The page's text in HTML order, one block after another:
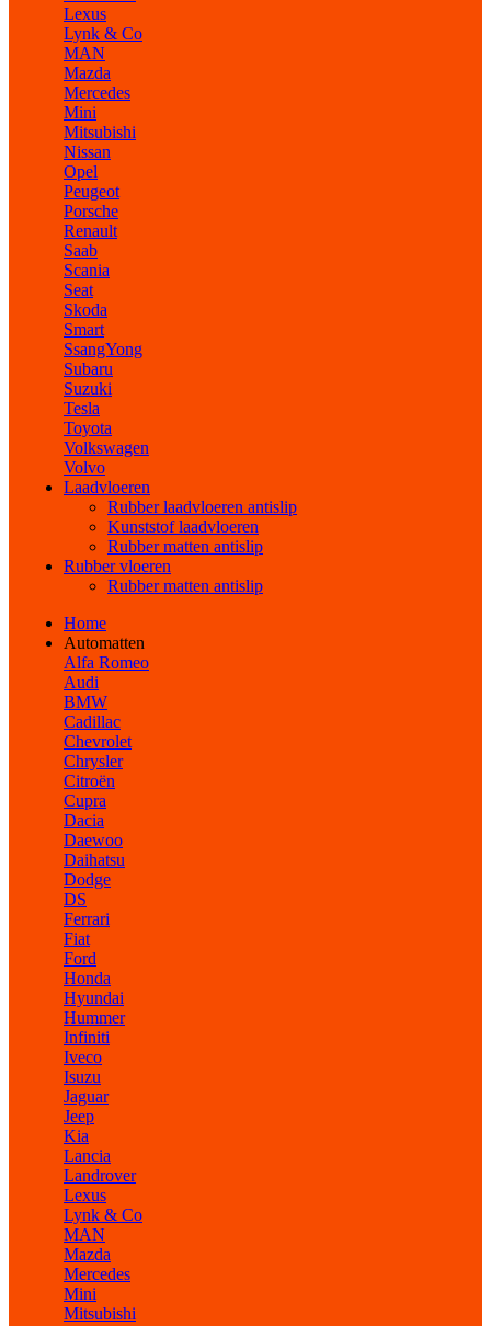
Lexus
Lynk & Co
MAN
Mazda
Mercedes
Mini
Mitsubishi
Nissan
Opel
Peugeot
Porsche
Renault
Saab
Scania
Seat
Skoda
Smart
SsangYong
Subaru
Suzuki
Tesla
Toyota
Volkswagen
Volvo
Laadvloeren
Rubber laadvloeren antislip
Kunststof laadvloeren
Rubber matten antislip
Rubber vloeren
Rubber matten antislip
Home
Automatten
Alfa Romeo
Audi
BMW
Cadillac
Chevrolet
Chrysler
Citroën
Cupra
Dacia
Daewoo
Daihatsu
Dodge
DS
Ferrari
Fiat
Ford
Honda
Hyundai
Hummer
Infiniti
Iveco
Isuzu
Jaguar
Jeep
Kia
Lancia
Landrover
Lexus
Lynk & Co
MAN
Mazda
Mercedes
Mini
Mitsubishi